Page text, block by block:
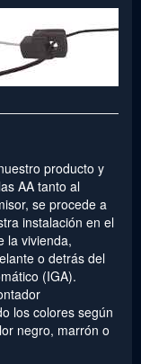
producto y
AA tanto al
se procede a
instalación en el
la vivienda,
o detrás del
(IGA).
los colores según
negro, marrón o